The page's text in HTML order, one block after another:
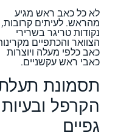
לא כל כאב ראש מגיע
מהראש. לעיתים קרובות,
נקודות טריגר בשרירי
הצוואר והכתפיים
כאב כלפי מעלה ויוצרות
כאבי ראש עקשניים.
תסמונת
הקרפל ובעיות
גפיים